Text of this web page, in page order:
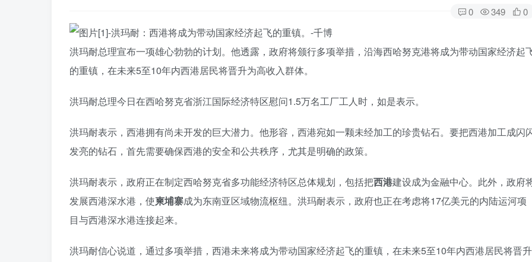
0 349 0
洪玛耐总理宣布一项雄心勃勃的计划。他透露，政府将颁行多项举措，沿海西哈努克港将成为带动国家经济起
的重镇，在未来5至10年内西港居民将晋升为高收入群体。
洪玛耐总理今日在西哈努克省浙江国际经济特区慰问1.5万名工厂工人时，如是表示。
洪玛耐表示，西港拥有尚未开发的巨大潜力。他形容，西港宛如一颗未经加工的珍贵钻石。要把西港加工成闪
发亮的钻石，首先需要确保西港的安全和公共秩序，尤其是明确的政策。
洪玛耐表示，政府正在制定西哈努克省多功能经济特区总体规划，包括把西港建设成为金融中心。此外，政府
发展西港深水港，使柬埔寨成为东南亚区域物流枢纽。洪玛耐表示，政府也正在考虑将17亿美元的内陆运河项
目与西港深水港连接起来。
洪玛耐信心说道，通过多项举措，西港未来将成为带动国家经济起飞的重镇，在未来5至10年内西港居民将晋升